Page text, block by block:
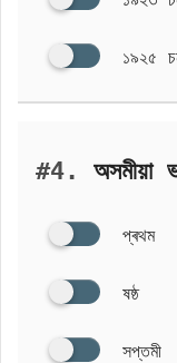
১৯২৫
#4. অসমীয়া
প্ৰথম
ষষ্ঠ
সপ্তমী